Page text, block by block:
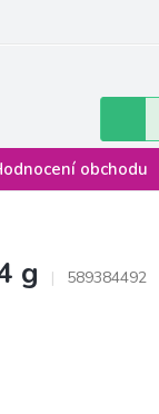
Formulář pro
obchodu
g 589384492